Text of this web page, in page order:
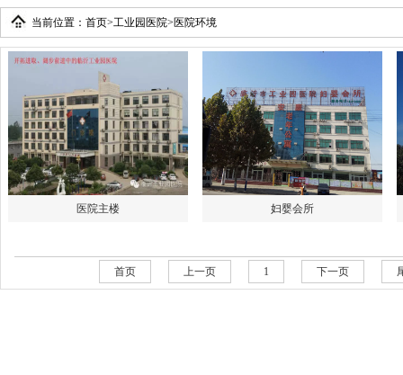
康复科
当前位置： 首页>工业园医院> 医院环境
医院主楼 妇婴会所
首页 上一页 1 下一页